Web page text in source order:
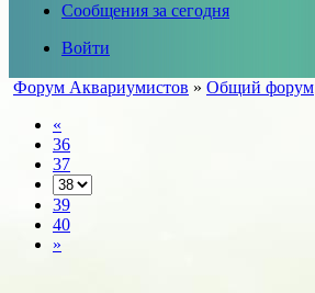
Сообщения за сегодня
Войти
Форум Аквариумистов » Общий форум
«
36
37
39
40
»